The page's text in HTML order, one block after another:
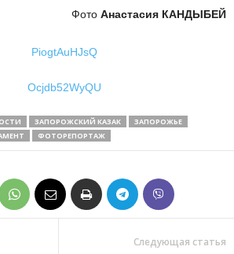
Фото Анастасия КАНДЫБЕЙ
ЗАПОРОЖСКИЙ КАЗАК
ЗАПОРОЖЬЕ
ФОТОРЕПОРТАЖ
Следующая статья